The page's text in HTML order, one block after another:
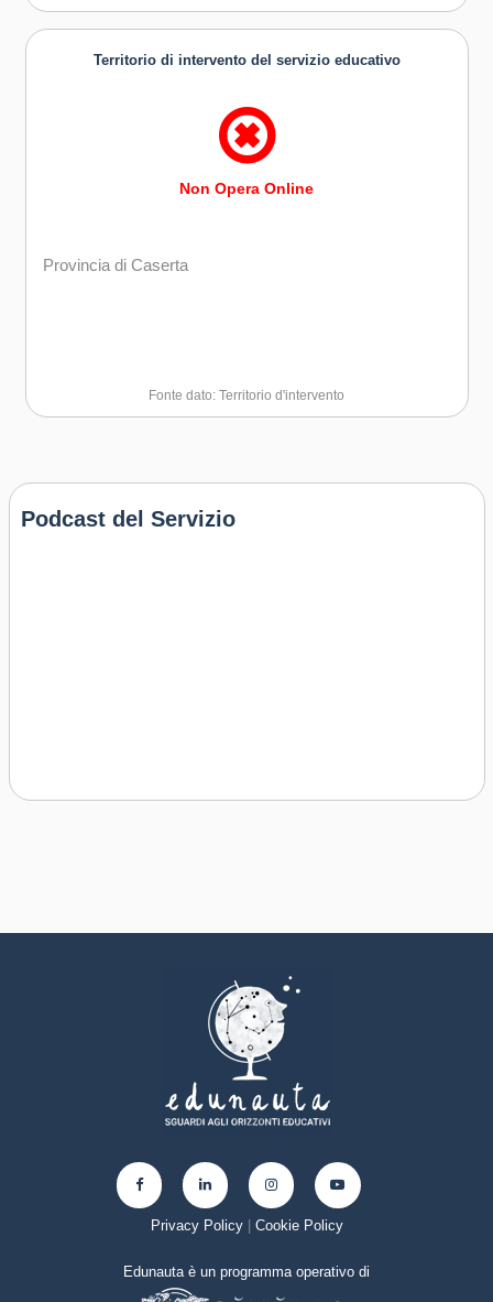
Rogers, Runco, Albert, Sternberg, Lubart, Ultanir, Grant,
Rodari, Munari.
Territorio di intervento del servizio educativo
Non Opera Online
Provincia di Caserta
Fonte dato: Territorio d'intervento
Podcast del Servizio
Privacy Policy| Cookie Policy
Edunauta è un programma operativo di